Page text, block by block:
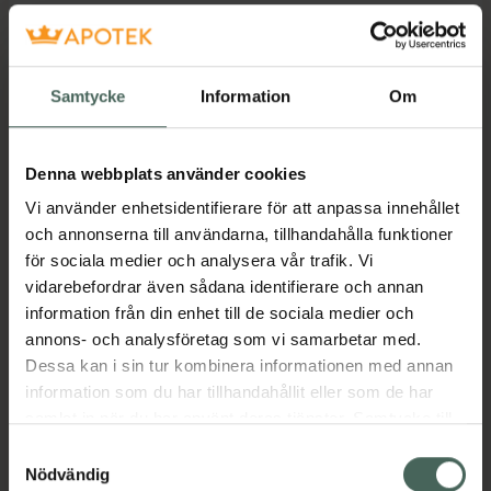
Samtycke Information Om
Denna webbplats använder cookies
Vi använder enhetsidentifierare för att anpassa innehållet
och annonserna till användarna, tillhandahålla funktioner
för sociala medier och analysera vår trafik. Vi
vidarebefordrar även sådana identifierare och annan
information från din enhet till de sociala medier och
annons- och analysföretag som vi samarbetar med.
Dessa kan i sin tur kombinera informationen med annan
information som du har tillhandahållit eller som de har
återkalla ditt samtycke via webbplatsens
Nödvändig
Öppettider idag
09:00-18:00
Stängt:13:30-14:15
Måndag 09:00-18:00 , stängt: 13:30
Tisdag 09:00 -18:00, stängt: 13:30-14:15
Onsdag 09:00-18:00 , stängt: 13:30-14:15
Fredag -14:15